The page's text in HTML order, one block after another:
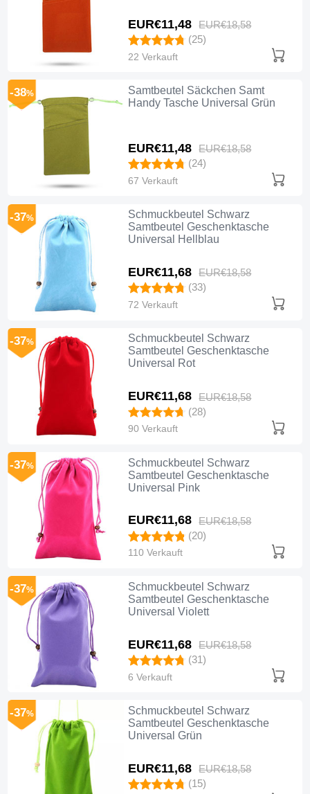
EUR€11,48 EUR€18,58
(25)
22 Verkauft
Samtbeutel Säckchen Samt
Handy Tasche Universal Grün
EUR€11,48 EUR€18,58
-38%
(24)
67 Verkauft
Schmuckbeutel Schwarz
Samtbeutel Geschenktasche
Universal Hellblau
EUR€11,68 EUR€18,58
-37%
(33)
72 Verkauft
Schmuckbeutel Schwarz
Samtbeutel Geschenktasche
Universal Rot
EUR€11,68 EUR€18,58
-37%
(28)
90 Verkauft
Schmuckbeutel Schwarz
Samtbeutel Geschenktasche
Universal Pink
EUR€11,68 EUR€18,58
-37%
(20)
110 Verkauft
Schmuckbeutel Schwarz
Samtbeutel Geschenktasche
Universal Violett
EUR€11,68 EUR€18,58
-37%
(31)
6 Verkauft
Schmuckbeutel Schwarz
Samtbeutel Geschenktasche
Universal Grün
EUR€11,68 EUR€18,58
-37%
(15)